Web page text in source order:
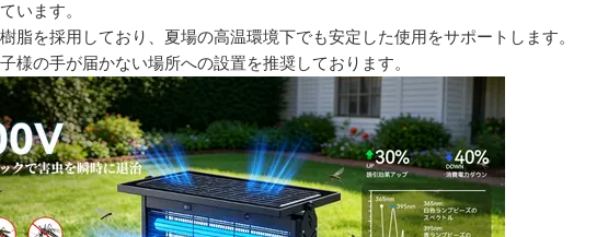
います。
脂を採用しており、夏場の高温環境下でも安定した使用をサポートします。
様の手が届かない場所への設置を推奨しております。